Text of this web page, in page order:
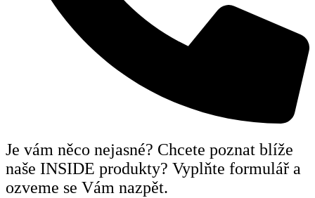
Je vám něco nejasné? Chcete poznat blíže
naše INSIDE produkty? Vyplňte formulář a
ozveme se Vám nazpět.